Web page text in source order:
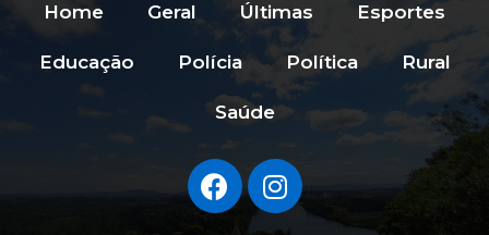
Home Geral Últimas Esportes
Educação Polícia Política Rural
Saúde